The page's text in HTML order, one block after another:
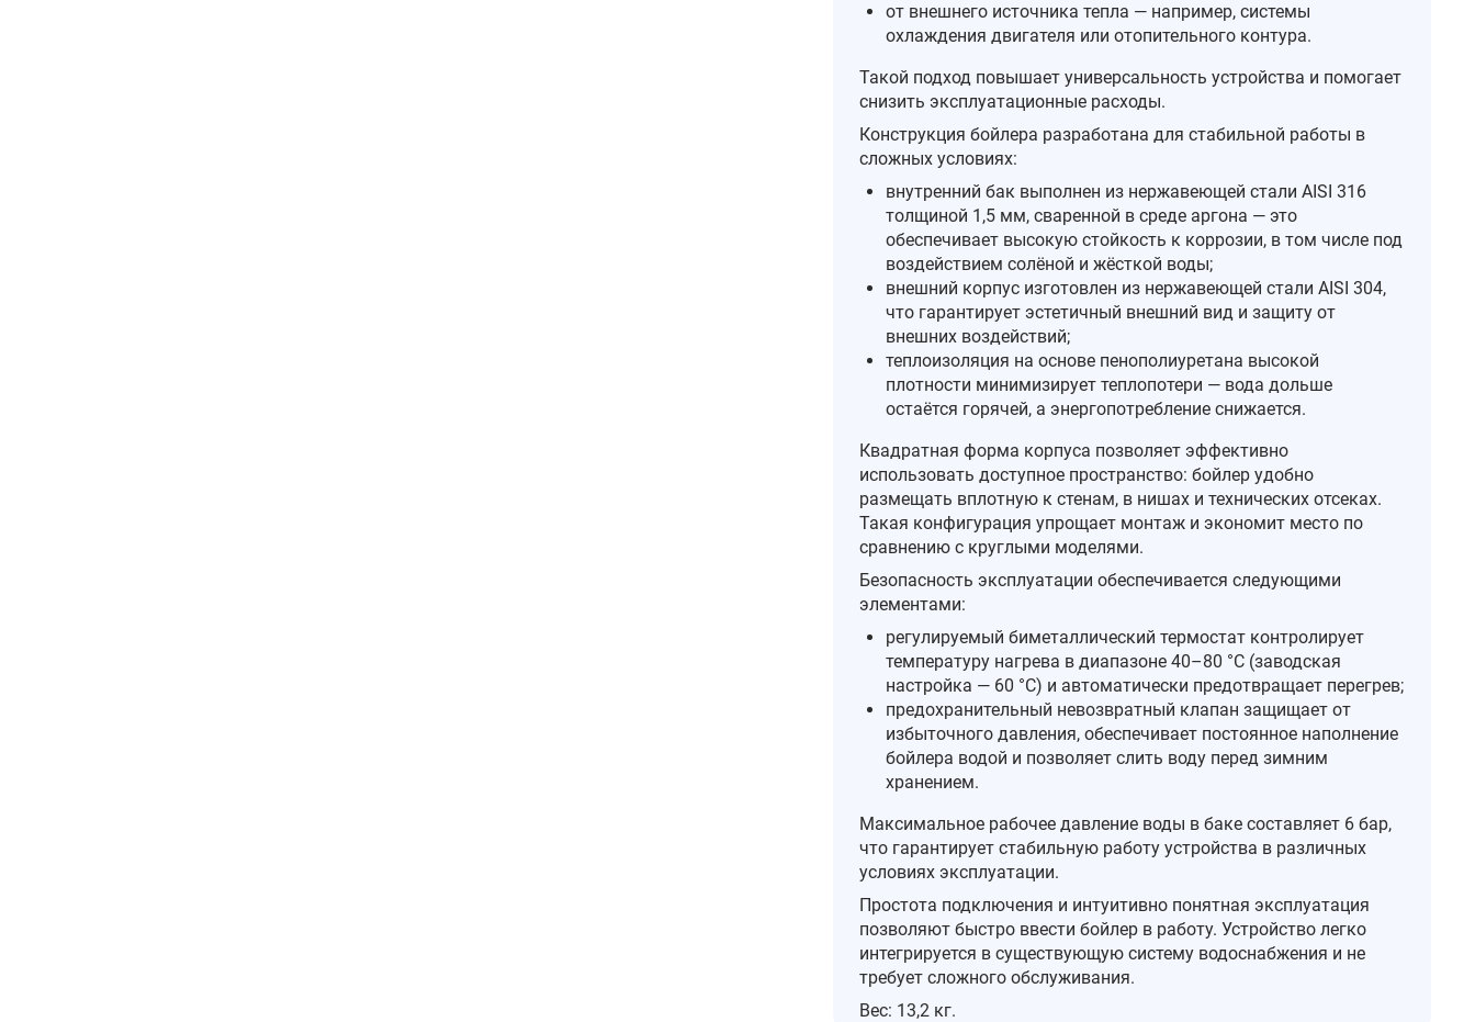
от внешнего источника тепла — например, системы
охлаждения двигателя или отопительного контура.
Такой подход повышает универсальность устройства и помогает
снизить эксплуатационные расходы.
Конструкция бойлера разработана для стабильной работы в
сложных условиях:
внутренний бак выполнен из нержавеющей стали AISI 316
толщиной 1,5 мм, сваренной в среде аргона — это
обеспечивает высокую стойкость к коррозии, в том числе под
воздействием солёной и жёсткой воды;
внешний корпус изготовлен из нержавеющей стали AISI 304,
что гарантирует эстетичный внешний вид и защиту от
внешних воздействий;
теплоизоляция на основе пенополиуретана высокой
плотности минимизирует теплопотери — вода дольше
остаётся горячей, а энергопотребление снижается.
Квадратная форма корпуса позволяет эффективно
использовать доступное пространство: бойлер удобно
размещать вплотную к стенам, в нишах и технических отсеках.
Такая конфигурация упрощает монтаж и экономит место по
сравнению с круглыми моделями.
Безопасность эксплуатации обеспечивается следующими
элементами:
регулируемый биметаллический термостат контролирует
температуру нагрева в диапазоне 40–80 °C (заводская
настройка — 60 °C) и автоматически предотвращает перегрев;
предохранительный невозвратный клапан защищает от
избыточного давления, обеспечивает постоянное наполнение
бойлера водой и позволяет слить воду перед зимним
хранением.
Максимальное рабочее давление воды в баке составляет 6 бар,
что гарантирует стабильную работу устройства в различных
условиях эксплуатации.
Простота подключения и интуитивно понятная эксплуатация
позволяют быстро ввести бойлер в работу. Устройство легко
интегрируется в существующую систему водоснабжения и не
требует сложного обслуживания.
Вес: 13,2 кг.